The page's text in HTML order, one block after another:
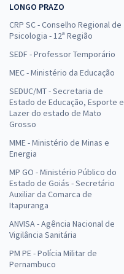
LONGO PRAZO
CRP SC - Conselho Regional de
Psicologia - 12ª Região
SEDF - Professor Temporário
MEC - Ministério da Educação
SEDUC/MT - Secretaria de
Estado de Educação, Esporte e
Lazer do estado de Mato
Grosso
MME - Ministério de Minas e
Energia
MP GO - Ministério Público do
Estado de Goiás - Secretário
Auxiliar da Comarca de
Itapuranga
ANVISA - Agência Nacional de
Vigilância Sanitária
PM PE - Polícia Militar de
Pernambuco